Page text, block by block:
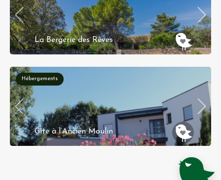
La Bergerie des Rêves
42 Rte de Lavène, 34150 Puéchabon, Occitanie
Hébergements
Gite à l’Ancien Moulin
26 a, rue de Mundolsheim, 67256 Lampertheim,